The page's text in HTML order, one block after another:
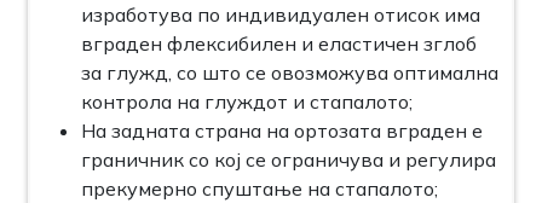
изработува по индивидуален отисок има
вграден флексибилен и еластичен зглоб
за глужд, со што се овозможува оптимална
контрола на глуждот и стапалото;
На задната страна на ортозата вграден е
граничник со кој се ограничува и регулира
прекумерно спуштање на стапалото;